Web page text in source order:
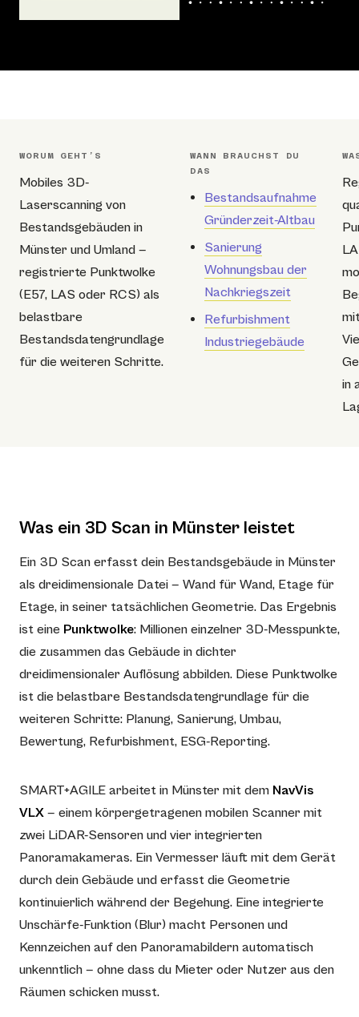
WORUM GEHT’S
Mobiles 3D-
Laserscanning von
Bestandsgebäuden in
Münster und Umland —
registrierte Punktwolke
(E57, LAS oder RCS) als
belastbare
Bestandsdatengrundlage
für die weiteren Schritte.
WANN BRAUCHST DU
DAS
Bestandsaufnahme
Gründerzeit-Altbau
Sanierung
Wohnungsbau der
Nachkriegszeit
Refurbishment
Industriegebäude
in
Was ein 3D Scan in Münster leistet
Ein 3D Scan erfasst dein Bestandsgebäude in Münster
als dreidimensionale Datei — Wand für Wand, Etage für
Etage, in seiner tatsächlichen Geometrie. Das Ergebnis
ist eine Punktwolke: Millionen einzelner 3D-Messpunkte,
die zusammen das Gebäude in dichter
dreidimensionaler Auflösung abbilden. Diese Punktwolke
ist die belastbare Bestandsdatengrundlage für die
weiteren Schritte: Planung, Sanierung, Umbau,
Bewertung, Refurbishment, ESG-Reporting.
SMART+AGILE arbeitet in Münster mit dem NavVis
VLX — einem körpergetragenen mobilen Scanner mit
zwei LiDAR-Sensoren und vier integrierten
Panoramakameras. Ein Vermesser läuft mit dem Gerät
durch dein Gebäude und erfasst die Geometrie
kontinuierlich während der Begehung. Eine integrierte
Unschärfe-Funktion (Blur) macht Personen und
Kennzeichen auf den Panoramabildern automatisch
unkenntlich — ohne dass du Mieter oder Nutzer aus den
Räumen schicken musst.